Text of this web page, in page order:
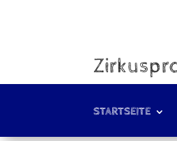
STARTSEITE